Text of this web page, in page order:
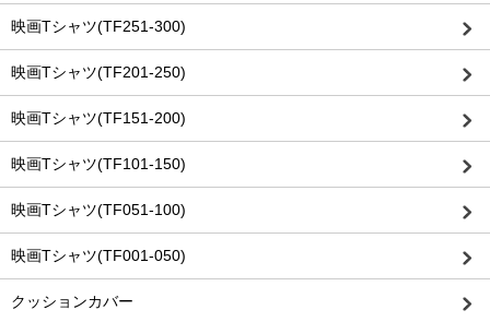
映画Tシャツ(TF251-300)
映画Tシャツ(TF201-250)
映画Tシャツ(TF151-200)
映画Tシャツ(TF101-150)
映画Tシャツ(TF051-100)
映画Tシャツ(TF001-050)
クッションカバー